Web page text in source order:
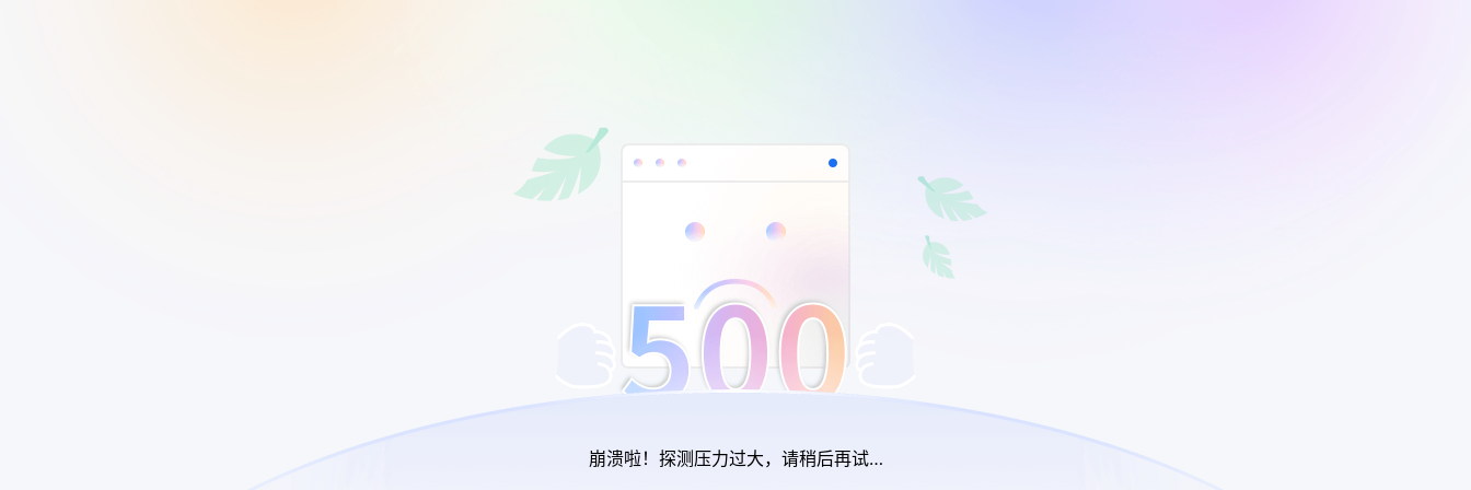
崩溃啦！探测压力过大，请稍后再试…